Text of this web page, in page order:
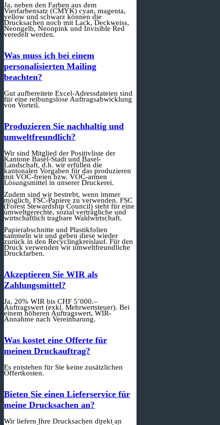
Ja, neben den Farben aus dem
Vierfarbensatz (CMYK) cyan, magenta,
yellow und schwarz können die
Drucksachen noch mit Lack, Deckweiss,
Neongelb, Neonpink und Invisible Red
veredelt werden.
Was muss ich bei einem
personalisierten Mailing
beachten?
Gut aufbereitete Excel-Adressdateien sind
für eine reibungslose Auftragsabwicklung
von Vorteil.
Produzieren Sie nachhaltig und
umweltfreundlich?
Wir sind Mitglied der Positivliste der
Kantone Basel-Stadt und Basel-
Landschaft, d.h. wir erfüllen die
kantonalen Vorgaben für das produzieren
mit VOC-freien bzw. VOC-armen
Lösungsmittel in unserer Druckerei.
Zudem sind wir bestrebt, wenn immer
möglich, FSC-Papiere zu verwenden. FSC
(Forest Stewardship Council) steht für eine
umweltgerechte, sozial verträgliche und
wirtschaftlich tragbare Waldwirtschaft.
Papierabschnitte und Plastikfolien
sammeln wir und geben diese wieder
zurück in den Recyclingkreislauf. Für den
Druck verwenden wir umweltfreundliche
Druckfarben.
Akzeptieren Sie WIR als
Zahlungsmittel?
Ja, 20% WIR bis CHF 5’000.–
Auftragswert (exkl. Mehrwertsteuer). Bei
einem höheren Auftragswert, WIR-
Annahme nach Vereinbarung.
Was kostet eine Offerte für
meinen Druckauftrag?
Es entstehen für Sie keine zusätzlichen
Offertkosten.
Bieten Sie einen Lieferservice für
meine Drucksachen an?
Wir liefern Ihre Drucksachen direkt an